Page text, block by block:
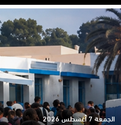
الجمعة 7 أغسطس 2026